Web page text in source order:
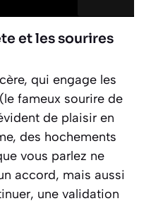
et les sourires
qui engage les
fameux sourire de
de plaisir en
des hochements
vous parlez ne
accord, mais aussi
une validation